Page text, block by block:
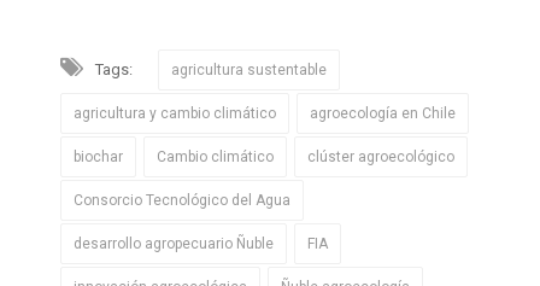
Tags: agricultura sustentable
agricultura y cambio climático agroecología en Chile
biochar Cambio climático clúster agroecológico
Consorcio Tecnológico del Agua
desarrollo agropecuario Ñuble FIA